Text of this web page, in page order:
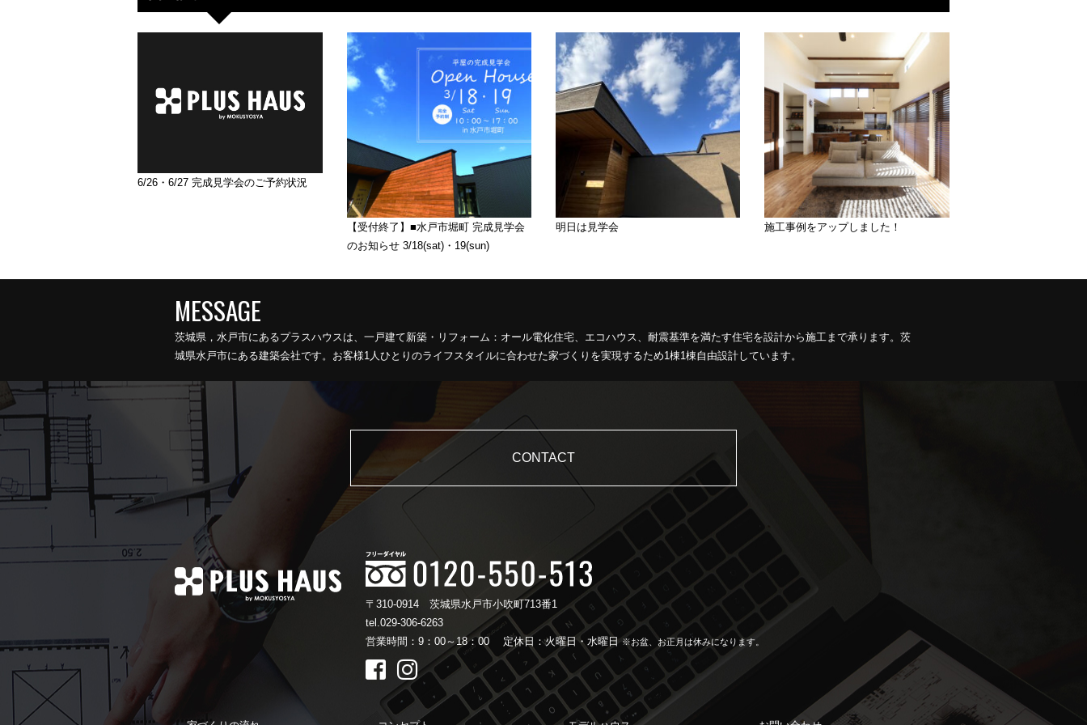
6/26・6/27 完成見学会のご予約状況
【受付終了】■水戸市堀町 完成見学会
のお知らせ 3/18(sat)・19(sun)
明日は見学会 施工事例をアップしました！
茨城県，水戸市にあるプラスハウスは、一戸建て新築・リフォーム：オール電化住宅、エコハウス、耐震基準を満たす住宅を設計から施工まで承ります。茨
城県水戸市にある建築会社です。お客様1人ひとりのライフスタイルに合わせた家づくりを実現するため1棟1棟自由設計しています。
CONTACT
〒310-0914 茨城県水戸市小吹町713番1
tel.029-306-6263
営業時間：9：00～18：00
定休日：火曜日・水曜日 ※お盆、お正月は休みになります。